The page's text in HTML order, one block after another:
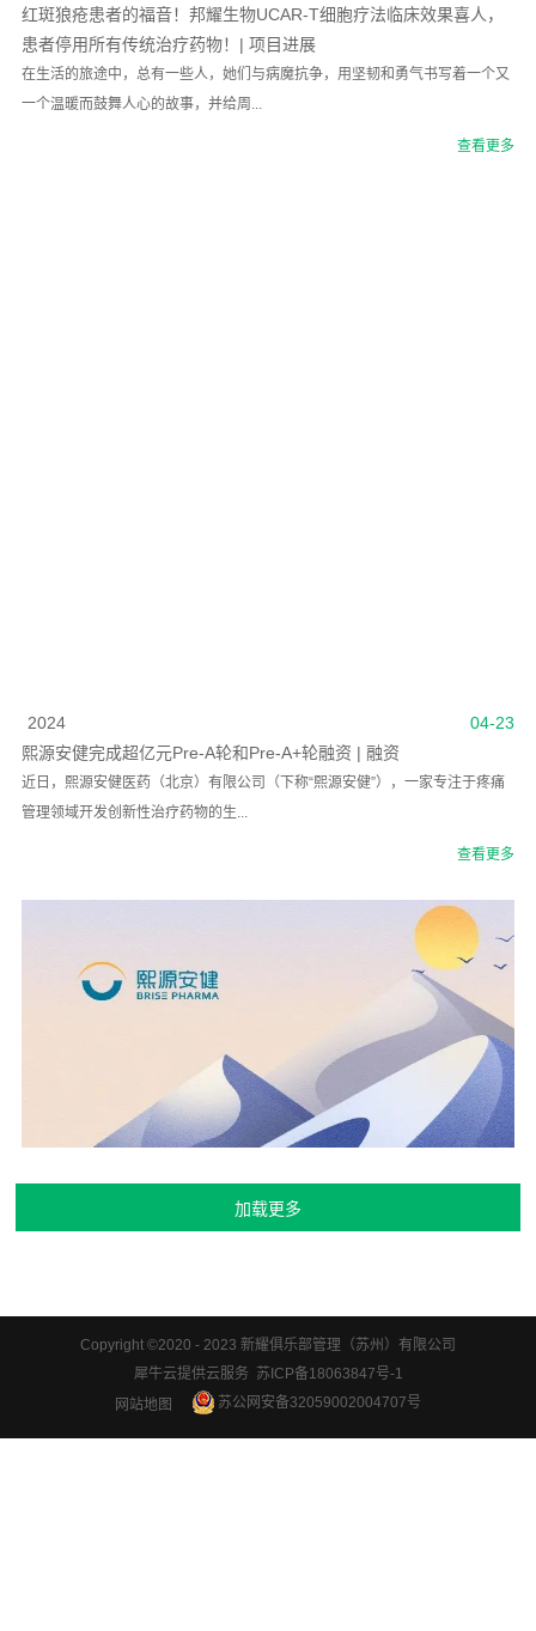
红斑狼疮患者的福音！邦耀生物UCAR-T细胞疗法临床效果喜人，
患者停用所有传统治疗药物！| 项目进展
在生活的旅途中，总有一些人，她们与病魔抗争，用坚韧和勇气书写着一个又
一个温暖而鼓舞人心的故事，并给周...
查看更多
04-23
2024
熙源安健完成超亿元Pre-A轮和Pre-A+轮融资 | 融资
近日，熙源安健医药（北京）有限公司（下称“熙源安健”），一家专注于疼痛
管理领域开发创新性治疗药物的生...
查看更多
Copyright ©2020 - 2023 新耀俱乐部管理（苏州）有限公司
犀牛云提供云服务 苏ICP备18063847号-1
网站地图
苏公网安备32059002004707号